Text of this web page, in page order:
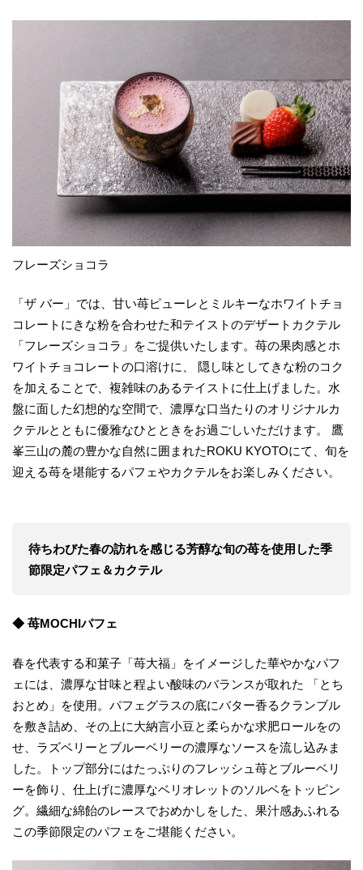
フレーズショコラ
「ザ バー」では、甘い苺ピューレとミルキーなホワイトチョ
コレートにきな粉を合わせた和テイストのデザートカクテル
「フレーズショコラ」をご提供いたします。苺の果肉感とホ
ワイトチョコレートの口溶けに、 隠し味としてきな粉のコク
を加えることで、複雑味のあるテイストに仕上げました。水
盤に面した幻想的な空間で、濃厚な口当たりのオリジナルカ
クテルとともに優雅なひとときをお過ごしいただけます。 鷹
峯三山の麓の豊かな自然に囲まれたROKU KYOTOにて、旬を
迎える苺を堪能するパフェやカクテルをお楽しみください。
待ちわびた春の訪れを感じる芳醇な旬の苺を使用した季
節限定パフェ＆カクテル
◆ 苺MOCHIパフェ
春を代表する和菓子「苺大福」をイメージした華やかなパフ
ェには、濃厚な甘味と程よい酸味のバランスが取れた 「とち
おとめ」を使用。パフェグラスの底にバター香るクランブル
を敷き詰め、その上に大納言小豆と柔らかな求肥ロールをの
せ、ラズベリーとブルーベリーの濃厚なソースを流し込みま
した。トップ部分にはたっぷりのフレッシュ苺とブルーベリ
ーを飾り、仕上げに濃厚なベリオレットのソルベをトッピン
グ。繊細な綿飴のレースでおめかしをした、果汁感あふれる
この季節限定のパフェをご堪能ください。